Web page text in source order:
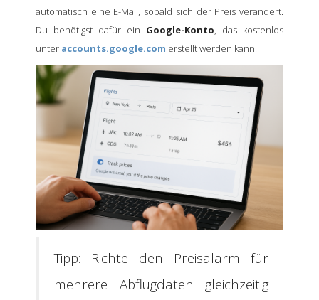
automatisch eine E-Mail, sobald sich der Preis verändert.
Du benötigst dafür ein Google-Konto, das kostenlos
unter accounts.google.com erstellt werden kann.
Tipp: Richte den Preisalarm für
mehrere Abflugdaten gleichzeitig